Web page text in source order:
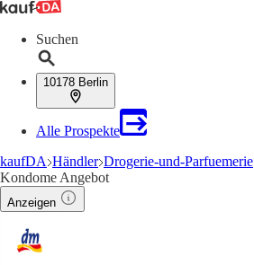
Suchen
10178 Berlin
Alle Prospekte
kaufDA Händler Drogerie-und-Parfuemerie
Kondome Angebot
Anzeigen